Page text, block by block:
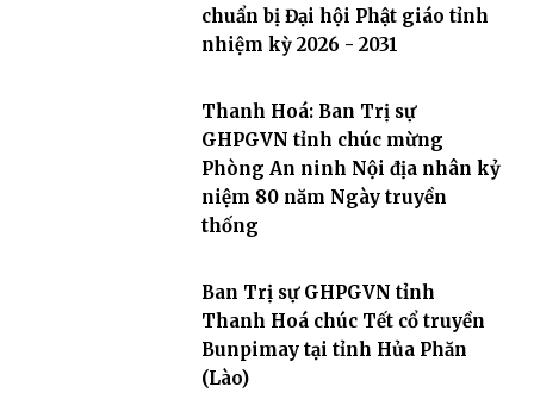
chuẩn bị Đại hội Phật giáo tỉnh
nhiệm kỳ 2026 - 2031
Thanh Hoá: Ban Trị sự
GHPGVN tỉnh chúc mừng
Phòng An ninh Nội địa nhân kỷ
niệm 80 năm Ngày truyền
thống
Ban Trị sự GHPGVN tỉnh
Thanh Hoá chúc Tết cổ truyền
Bunpimay tại tỉnh Hủa Phăn
(Lào)